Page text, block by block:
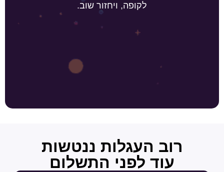
לקופה, ויחזור שוב.
רוב העגלות ננטשות
עוד לפני התשלום